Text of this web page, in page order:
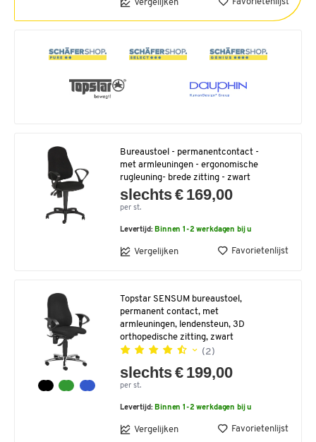
Vergelijken
Bureaustoel - permanentcontact -
met armleuningen - ergonomische
rugleuning- brede zitting - zwart
slechts € 169,00
per st.
Levertijd: Binnen 1-2 werkdagen bij u
Vergelijken Favorietenlijst
Topstar SENSUM bureaustoel,
permanent contact, met
armleuningen, lendensteun, 3D
orthopedische zitting, zwart
(2)
slechts € 199,00
per st.
Levertijd: Binnen 1-2 werkdagen bij u
Vergelijken Favorietenlijst